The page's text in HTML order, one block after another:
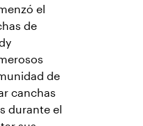
el
de
de
canchas
durante el